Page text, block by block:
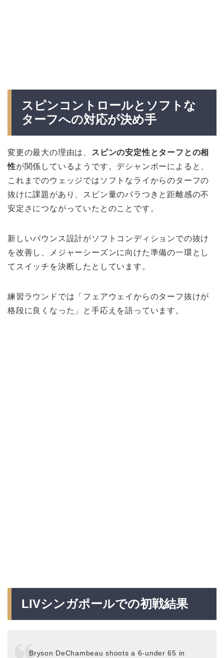
スピンコントロールとソフトな
ターフへの対応が決め手
変更の最大の理由は、
スピンの安定性とターフとの相
性が関係しているようです。デシャンボーによると、
これまでのウェッジではソフトなライからのターフの
抜けに課題があり、スピン量のバラつきと距離感の不
安定さにつながっていたとのことです。
新しいバウンス設計がソフトコンディションでの抜け
を改善し、メジャーシーズンに向けた準備の一環とし
てスイッチを決断したとしています。
練習ラウンドでは「フェアウェイからのターフ抜けが
格段に良くなった」と手応えを語っています。
LIVシンガポールでの初戦結果
Bryson DeChambeau shoots a 6-under 65 in